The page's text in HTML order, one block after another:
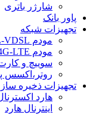
شارژر باتری
پاور بانک
تجهیزات شبکه
مودم ADSL-VDSLو فیبر نوری
مودم TD-Lte,4G-LTE
سوییچ و
روتر،اکسس
تجهیزات ذخیره
هارد
اینترنال هارد